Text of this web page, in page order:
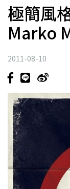
極簡風
Marko
2011-08-10